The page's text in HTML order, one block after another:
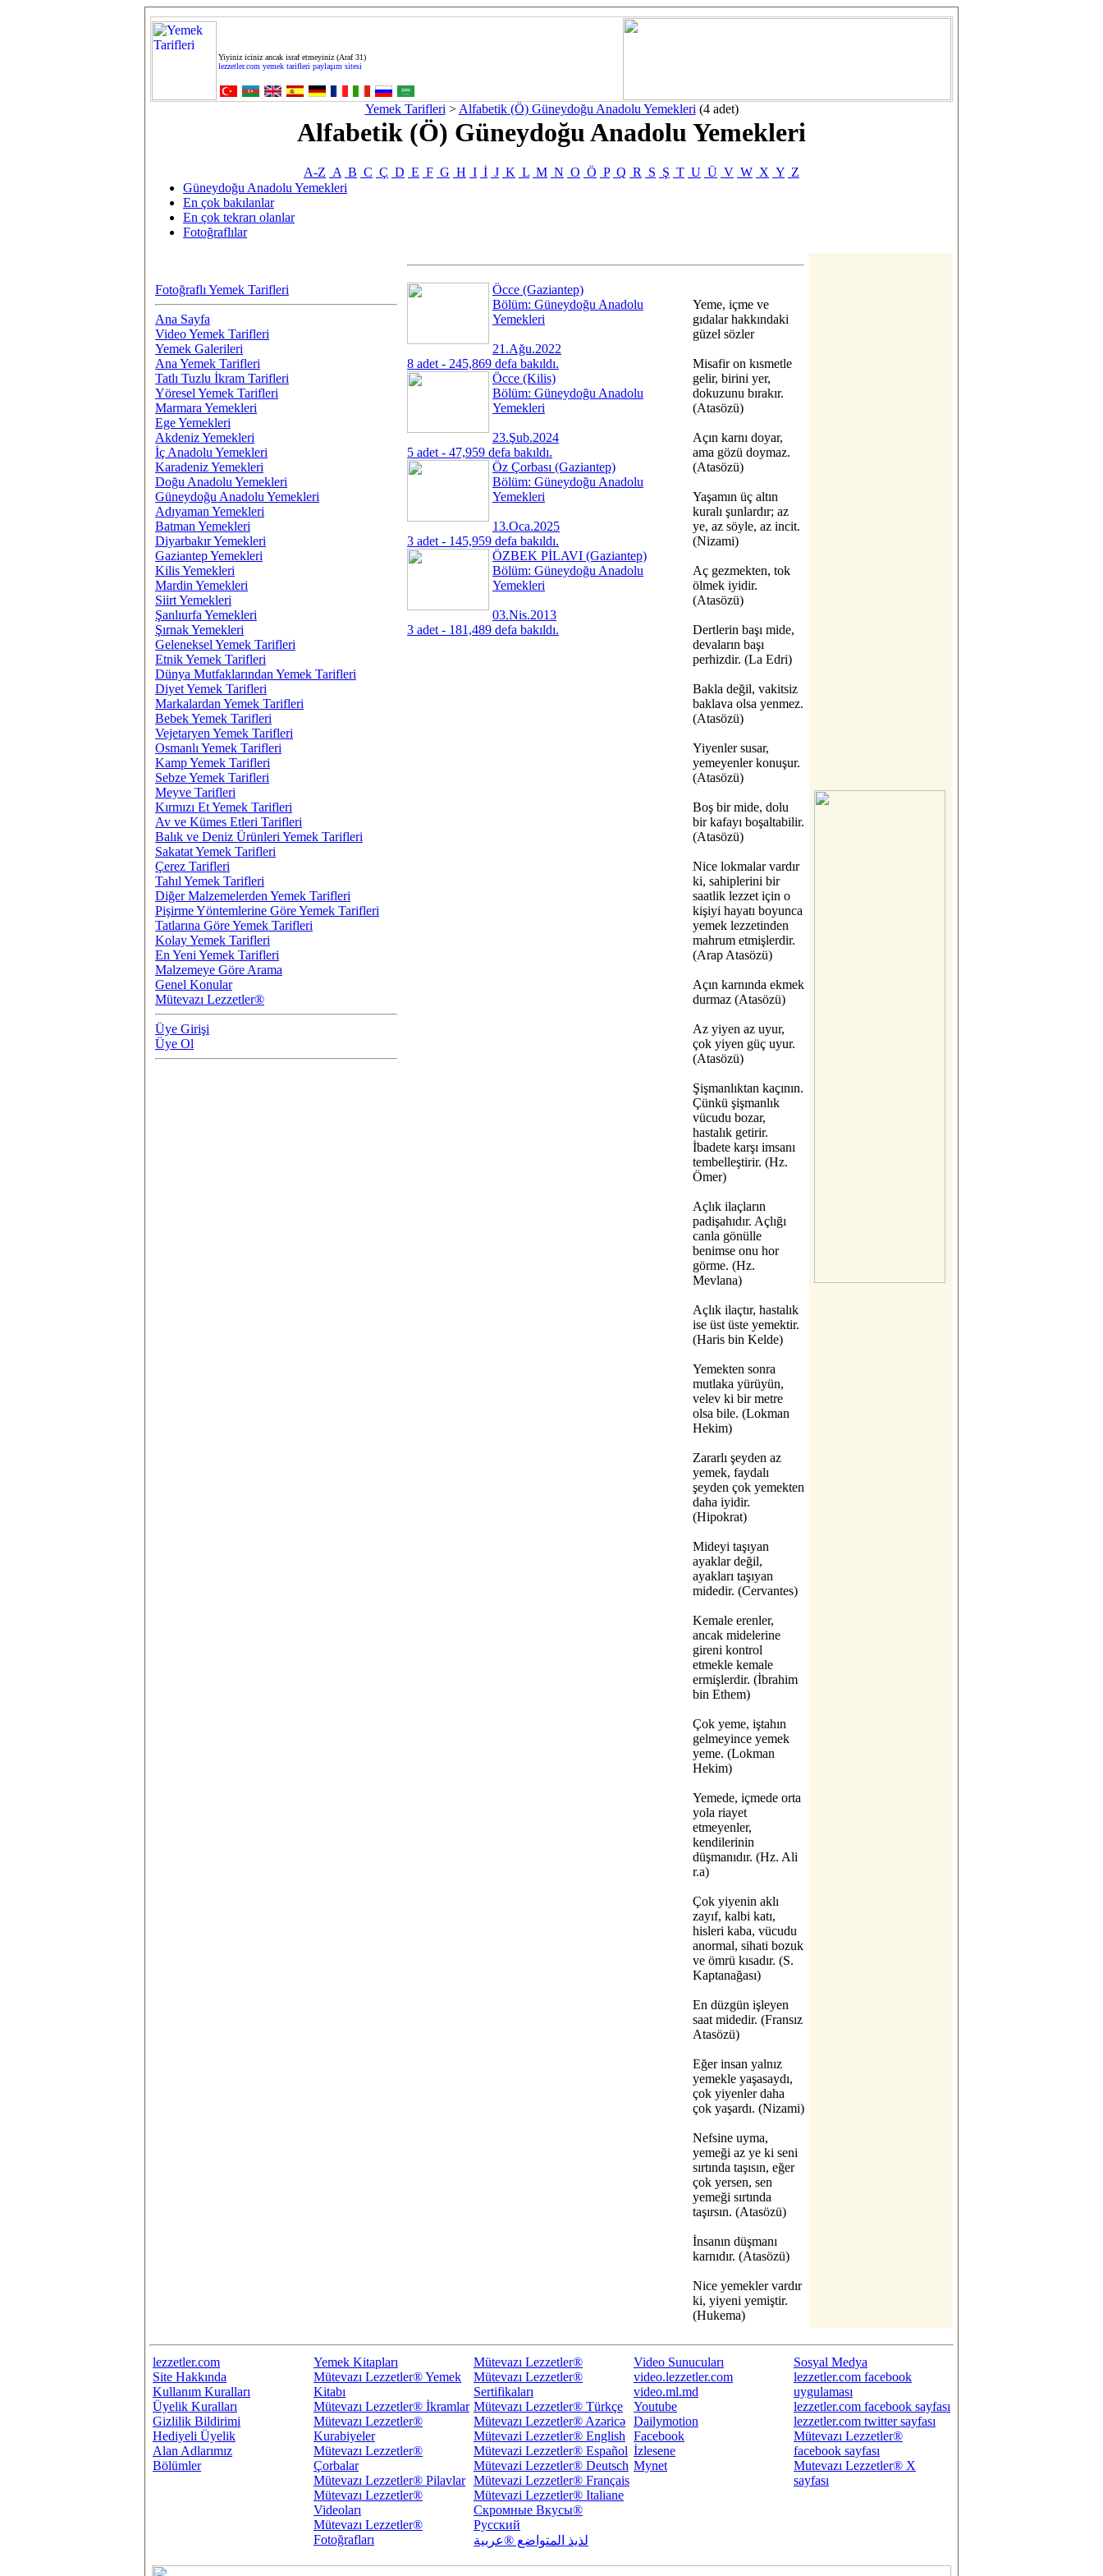
Yiyiniz iciniz ancak israf etmeyiniz (Araf 31)
lezzetler.com yemek tarifleri paylaşım sitesi
Yemek Tarifleri > Alfabetik (Ö) Güneydoğu Anadolu Yemekleri (4 adet)
Alfabetik (Ö) Güneydoğu Anadolu Yemekleri
A-Z A B C Ç D E F G H I İ J K L M N O Ö P Q R S Ş T U Ü V W X Y Z
Güneydoğu Anadolu Yemekleri
En çok bakılanlar
En çok tekrarı olanlar
Fotoğraflılar
Fotoğraflı Yemek Tarifleri
Ana Sayfa
Video Yemek Tarifleri
Yemek Galerileri
Ana Yemek Tarifleri
Tatlı Tuzlu İkram Tarifleri
Yöresel Yemek Tarifleri
Marmara Yemekleri
Ege Yemekleri
Akdeniz Yemekleri
İç Anadolu Yemekleri
Karadeniz Yemekleri
Doğu Anadolu Yemekleri
Güneydoğu Anadolu Yemekleri
Adıyaman Yemekleri
Batman Yemekleri
Diyarbakır Yemekleri
Gaziantep Yemekleri
Kilis Yemekleri
Mardin Yemekleri
Siirt Yemekleri
Şanlıurfa Yemekleri
Şırnak Yemekleri
Geleneksel Yemek Tarifleri
Etnik Yemek Tarifleri
Dünya Mutfaklarından Yemek Tarifleri
Diyet Yemek Tarifleri
Markalardan Yemek Tarifleri
Bebek Yemek Tarifleri
Vejetaryen Yemek Tarifleri
Osmanlı Yemek Tarifleri
Kamp Yemek Tarifleri
Sebze Yemek Tarifleri
Meyve Tarifleri
Kırmızı Et Yemek Tarifleri
Av ve Kümes Etleri Tarifleri
Balık ve Deniz Ürünleri Yemek Tarifleri
Sakatat Yemek Tarifleri
Çerez Tarifleri
Tahıl Yemek Tarifleri
Diğer Malzemelerden Yemek Tarifleri
Pişirme Yöntemlerine Göre Yemek Tarifleri
Tatlarına Göre Yemek Tarifleri
Kolay Yemek Tarifleri
En Yeni Yemek Tarifleri
Malzemeye Göre Arama
Genel Konular
Mütevazı Lezzetler®
Üye Girişi
Üye Ol
Öcce (Gaziantep)
Bölüm: Güneydoğu Anadolu
Yemekleri
21.Ağu.2022
8 adet - 245,869 defa bakıldı.
Öcce (Kilis)
Bölüm: Güneydoğu Anadolu
Yemekleri
23.Şub.2024
5 adet - 47,959 defa bakıldı.
Öz Çorbası (Gaziantep)
Bölüm: Güneydoğu Anadolu
Yemekleri
13.Oca.2025
3 adet - 145,959 defa bakıldı.
ÖZBEK PİLAVI (Gaziantep)
Bölüm: Güneydoğu Anadolu
Yemekleri
03.Nis.2013
3 adet - 181,489 defa bakıldı.
Yeme, içme ve
gıdalar hakkındaki
güzel sözler
Misafir on kısmetle
gelir, birini yer,
dokuzunu bırakır.
(Atasözü)
Açın karnı doyar,
ama gözü doymaz.
(Atasözü)
Yaşamın üç altın
kuralı şunlardır; az
ye, az söyle, az incit.
(Nizami)
Aç gezmekten, tok
ölmek iyidir.
(Atasözü)
Dertlerin başı mide,
devaların başı
perhizdir. (La Edri)
Bakla değil, vakitsiz
baklava olsa yenmez.
(Atasözü)
Yiyenler susar,
yemeyenler konuşur.
(Atasözü)
Boş bir mide, dolu
bir kafayı boşaltabilir.
(Atasözü)
Nice lokmalar vardır
ki, sahiplerini bir
saatlik lezzet için o
kişiyi hayatı boyunca
yemek lezzetinden
mahrum etmişlerdir.
(Arap Atasözü)
Açın karnında ekmek
durmaz (Atasözü)
Az yiyen az uyur,
çok yiyen güç uyur.
(Atasözü)
Şişmanlıktan kaçının.
Çünkü şişmanlık
vücudu bozar,
hastalık getirir.
İbadete karşı imsanı
tembelleştirir. (Hz.
Ömer)
Açlık ilaçların
padişahıdır. Açlığı
canla gönülle
benimse onu hor
görme. (Hz.
Mevlana)
Açlık ilaçtır, hastalık
ise üst üste yemektir.
(Haris bin Kelde)
Yemekten sonra
mutlaka yürüyün,
velev ki bir metre
olsa bile. (Lokman
Hekim)
Zararlı şeyden az
yemek, faydalı
şeyden çok yemekten
daha iyidir.
(Hipokrat)
Mideyi taşıyan
ayaklar değil,
ayakları taşıyan
midedir. (Cervantes)
Kemale erenler,
ancak midelerine
gireni kontrol
etmekle kemale
ermişlerdir. (İbrahim
bin Ethem)
Çok yeme, iştahın
gelmeyince yemek
yeme. (Lokman
Hekim)
Yemede, içmede orta
yola riayet
etmeyenler,
kendilerinin
düşmanıdır. (Hz. Ali
r.a)
Çok yiyenin aklı
zayıf, kalbi katı,
hisleri kaba, vücudu
anormal, sihati bozuk
ve ömrü kısadır. (S.
Kaptanağası)
En düzgün işleyen
saat midedir. (Fransız
Atasözü)
Eğer insan yalnız
yemekle yaşasaydı,
çok yiyenler daha
çok yaşardı. (Nizami)
Nefsine uyma,
yemeği az ye ki seni
sırtında taşısın, eğer
çok yersen, sen
yemeği sırtında
taşırsın. (Atasözü)
İnsanın düşmanı
karnıdır. (Atasözü)
Nice yemekler vardır
ki, yiyeni yemiştir.
(Hukema)
lezzetler.com
Site Hakkında
Kullanım Kuralları
Üyelik Kuralları
Gizlilik Bildirimi
Hediyeli Üyelik
Alan Adlarımız
Bölümler
Yemek Kitapları
Mütevazı Lezzetler® Yemek
Kitabı
Mütevazı Lezzetler® İkramlar
Mütevazı Lezzetler®
Kurabiyeler
Mütevazı Lezzetler®
Çorbalar
Mütevazı Lezzetler® Pilavlar
Mütevazı Lezzetler®
Videoları
Mütevazı Lezzetler®
Fotoğrafları
Mütevazı Lezzetler®
Mütevazı Lezzetler®
Sertifikaları
Mütevazı Lezzetler® Türkçe
Mütevazı Lezzetler® Azəricə
Mütevazi Lezzetler® English
Mütevazi Lezzetler® Español
Mütevazi Lezzetler® Deutsch
Mütevazi Lezzetler® Français
Mütevazi Lezzetler® Italiane
Скромные Вкусы®
Русский
لذيذ المتواضع ®عربية
Video Sunucuları
video.lezzetler.com
video.ml.md
Youtube
Dailymotion
Facebook
İzlesene
Mynet
Sosyal Medya
lezzetler.com facebook
uygulaması
lezzetler.com facebook sayfası
lezzetler.com twitter sayfası
Mütevazı Lezzetler®
facebook sayfası
Mutevazı Lezzetler® X
sayfası